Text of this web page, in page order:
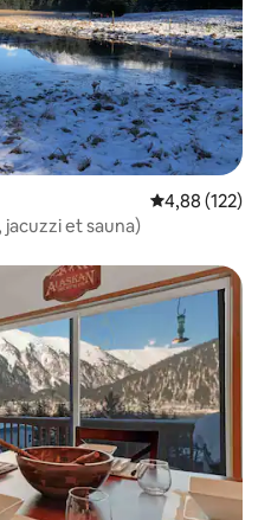
Évaluation
4,88 (122)
et sauna)